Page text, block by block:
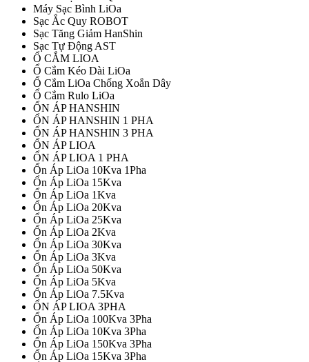
Máy Sạc Bình LiOa
Sạc Ắc Quy ROBOT
Sạc Tăng Giảm HanShin
Sạc Tự Động AST
Ổ CẮM LIOA
Ổ Cắm Kéo Dài LiOa
Ổ Cắm LiOa Chống Xoắn Dây
Ổ Cắm Rulo LiOa
ỔN ÁP HANSHIN
ỔN ÁP HANSHIN 1 PHA
ỔN ÁP HANSHIN 3 PHA
ỔN ÁP LIOA
ỔN ÁP LIOA 1 PHA
Ổn Áp LiOa 10Kva 1Pha
Ổn Áp LiOa 15Kva
Ổn Áp LiOa 1Kva
Ổn Áp LiOa 20Kva
Ổn Áp LiOa 25Kva
Ổn Áp LiOa 2Kva
Ổn Áp LiOa 30Kva
Ổn Áp LiOa 3Kva
Ổn Áp LiOa 50Kva
Ổn Áp LiOa 5Kva
Ổn Áp LiOa 7.5Kva
ỔN ÁP LIOA 3PHA
Ổn Áp LiOa 100Kva 3Pha
Ổn Áp LiOa 10Kva 3Pha
Ổn Áp LiOa 150Kva 3Pha
Ổn Áp LiOa 15Kva 3Pha